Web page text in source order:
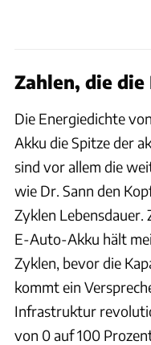
Zahlen, die
Die Energiedichte
Akku die Spitze der
sind vor allem die
wie Dr. Sann den
Zyklen Lebensdauer.
E-Auto-Akku hält
Zyklen, bevor die
kommt ein
Infrastruktur
von 0 auf 100